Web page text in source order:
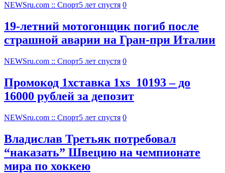
NEWSru.com :: Спорт5 лет спустя 0
19-летний мотогонщик погиб после
страшной аварии на Гран-при Италии
NEWSru.com :: Спорт5 лет спустя 0
Промокод 1хставка 1xs_10193 – до
16000 рублей за депозит
NEWSru.com :: Спорт5 лет спустя 0
Владислав Третьяк потребовал
“наказать” Швецию на чемпионате
мира по хоккею